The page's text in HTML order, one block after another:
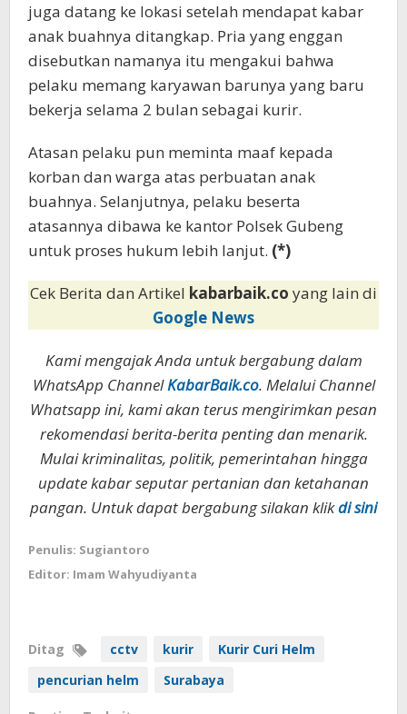
juga datang ke lokasi setelah mendapat kabar
anak buahnya ditangkap. Pria yang enggan
disebutkan namanya itu mengakui bahwa
pelaku memang karyawan barunya yang baru
bekerja selama 2 bulan sebagai kurir.
Atasan pelaku pun meminta maaf kepada
korban dan warga atas perbuatan anak
buahnya. Selanjutnya, pelaku beserta
atasannya dibawa ke kantor Polsek Gubeng
untuk proses hukum lebih lanjut. (*)
Cek Berita dan Artikel kabarbaik.co yang lain di
Google News
Kami mengajak Anda untuk bergabung dalam
WhatsApp ChannelKabarBaik.co. Melalui Channel
Whatsapp ini, kami akan terus mengirimkan pesan
rekomendasi berita-berita penting dan menarik.
Mulai kriminalitas, politik, pemerintahan hingga
update kabar seputar pertanian dan ketahanan
pangan. Untuk dapat bergabung silakan klikdi sini
Penulis: Sugiantoro
Editor: Imam Wahyudiyanta
Ditag cctv kurir
Kurir Curi Helm
pencurian helm
Surabaya